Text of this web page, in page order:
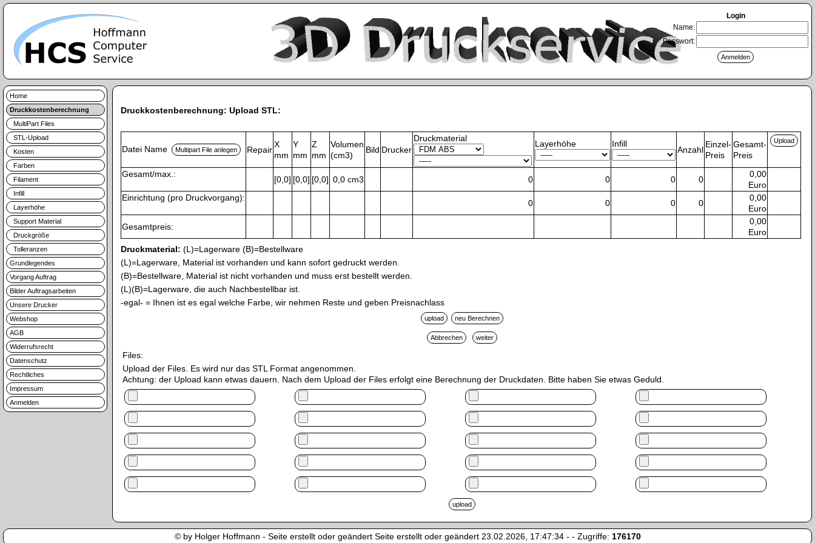
Login
Name:
Passwort:
Home
Druckkostenberechnung
MultiPart Files
STL-Upload
Kosten
Farben
Filament
Infill
Layerhöhe
Support Material
Druckgröße
Tolleranzen
Grundlegendes
Vorgang Auftrag
Bilder Auftragsarbeiten
Unsere Drucker
Webshop
AGB
Widerrufsrecht
Datenschutz
Rechtliches
Impressum
Anmelden
Druckkostenberechnung: Upload STL:
Datei Name Repair
X
mm
Y
mm
Z
mm
Volumen
(cm3)
Bild Drucker
Druckmaterial
Layerhöhe Infill
Anzahl
Einzel-
Preis
Gesamt-
Preis
Gesamt/max.:
[0,0] [0,0] [0,0] 0,0 cm3 0 0 0 0
0,00
Euro
Einrichtung (pro Druckvorgang):
0 0 0 0
0,00
Euro
Gesamtpreis:
0,00
Euro
Druckmaterial: (L)=Lagerware (B)=Bestellware
(L)=Lagerware, Material ist vorhanden und kann sofort gedruckt werden.
(B)=Bestellware, Material ist nicht vorhanden und muss erst bestellt werden.
(L)(B)=Lagerware, die auch Nachbestellbar ist.
-egal- = Ihnen ist es egal welche Farbe, wir nehmen Reste und geben Preisnachlass
Files:
Upload der Files. Es wird nur das STL Format angenommen.
Achtung: der Upload kann etwas dauern. Nach dem Upload der Files erfolgt eine Berechnung der Druckdaten. Bitte haben Sie etwas Geduld.
© by Holger Hoffmann - Seite erstellt oder geändert Seite erstellt oder geändert 23.02.2026, 17:47:34 - - Zugriffe: 176170